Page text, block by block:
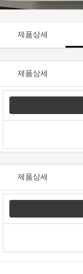
제품상세
제품상세
제품상세